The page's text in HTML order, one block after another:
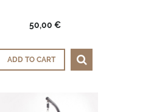
50,00 €
ADD TO CART